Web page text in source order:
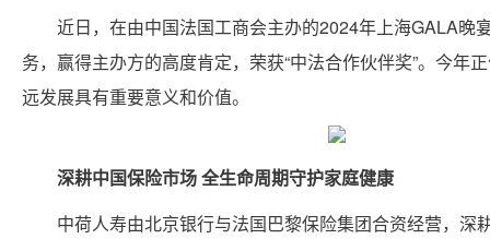
近日，在由中国法国工商会主办的2024年上海GALA晚
务，赢得主办方的高度肯定，荣获“中法合作伙伴奖”。今
远发展具有重要意义和价值。
深耕中国保险市场 全生命周期守护家庭健康
中荷人寿由北京银行与法国巴黎保险集团合资经营，